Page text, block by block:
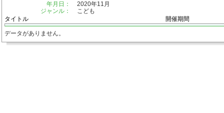
年月日：
2020年11月
ジャンル：
こども
タイトル
開催期間
データがありません。